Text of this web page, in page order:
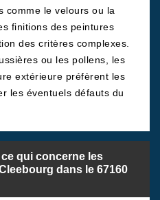
comme le velours ou la
finitions des peintures
des critères complexes.
ou les pollens, les
extérieure préfèrent les
les éventuels défauts du
qui concerne les
dans le 67160